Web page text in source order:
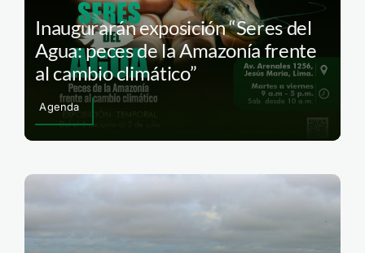
Inaugurarán exposición “Seres del
Agua: peces de la Amazonía frente
al cambio climático”
Agenda